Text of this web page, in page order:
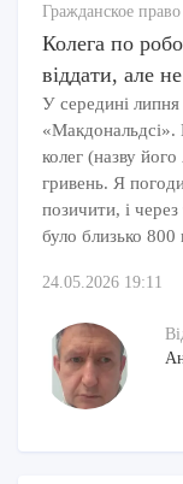
Гражданское право
Колега по
віддати, але
У середині
«Макдональдсі».
колег (назву
гривень. Я
позичити, і
було близько 800
24.05.2026 19:11